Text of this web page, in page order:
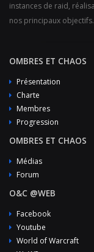
instances de raid,
nos principaux
OMBRES ET CHAOS
Présentation
Charte
Membres
Progression
OMBRES ET CHAOS
Médias
Forum
O&C @WEB
Facebook
Youtube
World of Warcraft